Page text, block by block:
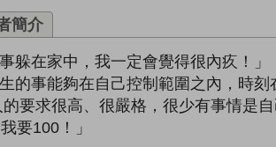
簡介
躲在家中，我一定會覺得很內疚！」
的事能夠在自己控制範圍之內，時刻
的要求很高、很嚴格，很少有事情是自
要100！」